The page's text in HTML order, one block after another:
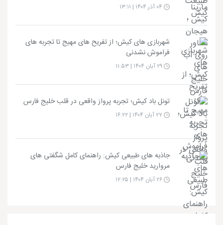
شهربازی های کیش؛ از تفریح های مهیج تا تجربه های
فراموش نشدنی
تونل باد کیش؛ تجربه پرواز واقعی در قلب خلیج فارس
جاذبه های طبیعی کیش: راهنمای کامل شگفتی های
مروارید خلیج فارس